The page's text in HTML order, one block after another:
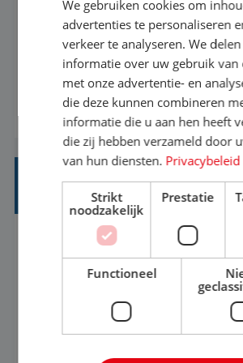
Met jouw ervaring in de
achtergrond in toerisme ben je
volgende stap. Vanaf je stoel reis
wereld over en speel je
wensen van je team, je klant en
reiswereld gebeurt. Met je
klanten te overtuigen om die
boeken! ...
BEKIJK VACATURE
REISADVISEUR ALLROUND
Aalsmeer, Noord-Holland, Nederland
33-36 uur
MBO
Een vakantie plannen is het
het nu voor jezelf is, of voor een
We gebruiken cookies om
advertenties te personaliseren
verkeer te analyseren. We
informatie over uw gebruik van
met onze advertentie- en
die deze kunnen combineren
informatie die u aan hen heeft
die zij hebben verzameld door
van hun diensten. Privacybeleid
Strikt
noodzakelijk
Prestatie
Functioneel